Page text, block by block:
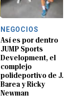
NEGOCIOS
Así es por dentro
JUMP Sports
Development, el
complejo
polideportivo de
Barea y Ricky
Newman